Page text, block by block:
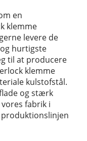
en
klemme
levere de
hurtigste
til at producere
klemme
kulstofstål.
og stærk
fabrik i
produktionslinjen